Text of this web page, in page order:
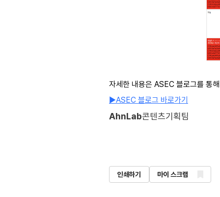
자세한 내용은 ASEC 블로그를 통
▶ASEC 블로그 바로가기
AhnLab콘텐츠기획팀
인쇄하기 마이 스크랩